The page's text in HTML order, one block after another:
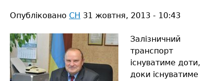
лісову
Опубліковано СН 31 жовтня, 2013 - 10:43
Залізничний
транспорт
існуватиме доти,
доки існуватиме